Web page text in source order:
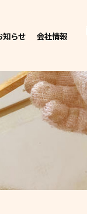
知らせ 会社情報